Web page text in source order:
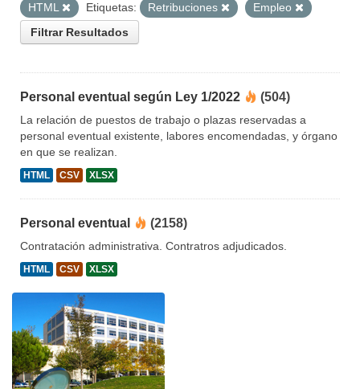
HTML
Etiquetas: Retribuciones
Empleo
Filtrar Resultados
Personal eventual según Ley 1/2022 (504)
La relación de puestos de trabajo o plazas reservadas a
personal eventual existente, labores encomendadas, y órgano
en que se realizan.
HTML CSV XLSX
Personal eventual (2158)
Contratación administrativa. Contratros adjudicados.
HTML CSV XLSX